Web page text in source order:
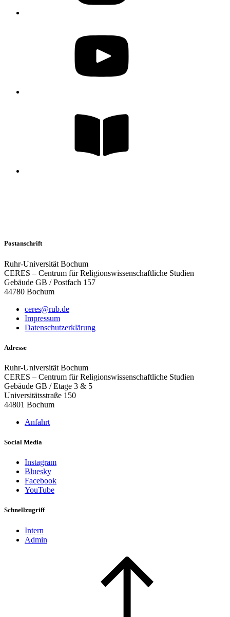
Postanschrift
Ruhr-Universität Bochum
CERES – Centrum für Religionswissenschaftliche Studien
Gebäude GB / Postfach 157
44780 Bochum
ceres@rub.de
Impressum
Datenschutzerklärung
Adresse
Ruhr-Universität Bochum
CERES – Centrum für Religionswissenschaftliche Studien
Gebäude GB / Etage 3 & 5
Universitätsstraße 150
44801 Bochum
Anfahrt
Social Media
Instagram
Bluesky
Facebook
YouTube
Schnellzugriff
Intern
Admin